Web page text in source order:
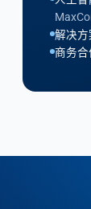
解决方
商务合